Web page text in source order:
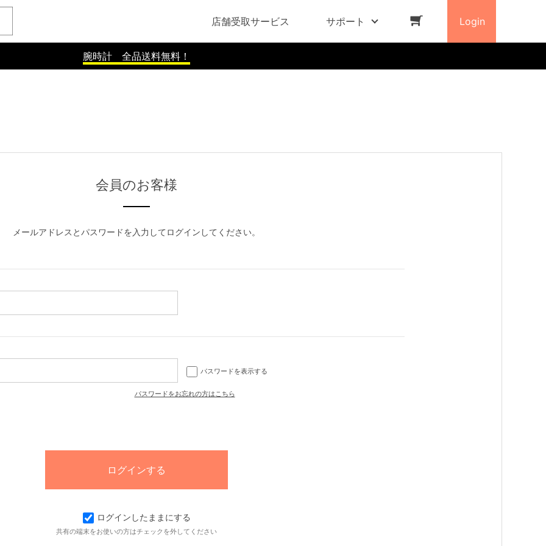
店舗受取サービス サポート Login
腕時計 全品送料無料！
会員のお客様
メールアドレスとパスワードを入力してログインしてください。
パスワードを表示する
パスワードをお忘れの方はこちら
ログインしたままにする
共有の端末をお使いの方はチェックを外してください